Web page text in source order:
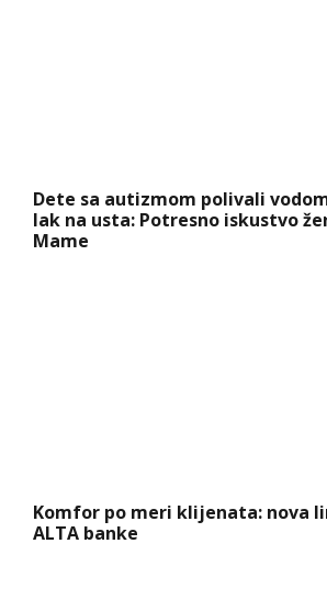
Dete sa autizmom polivali
lak na usta: Potresno iskustvo
Mame
Komfor po meri klijenata: nova
ALTA banke